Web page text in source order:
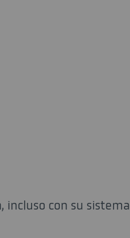
incluso con su sistema